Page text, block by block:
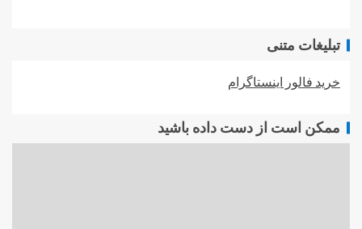
تبلیغات متنی
خرید فالور اینستاگرام
ممکن است از دست داده باشید